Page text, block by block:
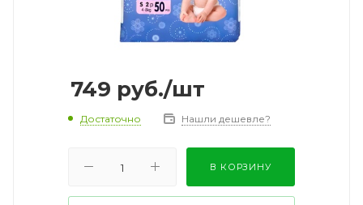
749 руб./шт
Достаточно Нашли дешевле?
В КОРЗИНУ